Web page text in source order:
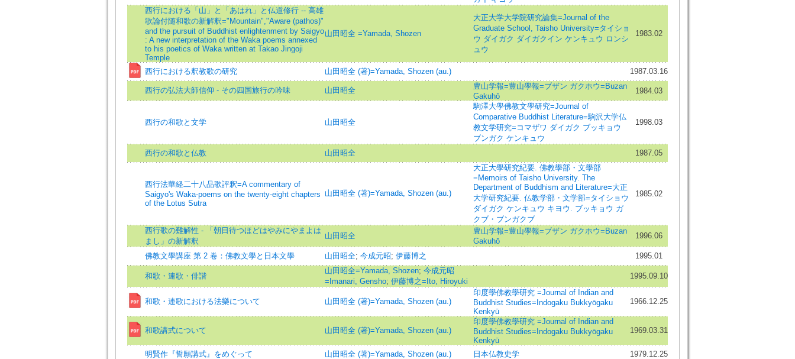
西行における「山」と「あはれ」と仏道修行 -- 高雄
歌論付随和歌の新解釈="Mountain","Aware (pathos)"
and the pursuit of Buddhist enlightenment by Saigyo
: A new interpretation of the Waka poems annexed
to his poetics of Waka written at Takao Jingoji
Temple
山田昭全 =Yamada, Shozen
大正大学大学院研究論集=Journal of the
Graduate School, Taisho University=タイショ
ウ ダイガク ダイガクイン ケンキュウ ロンシ
ュウ
1983.02
西行における釈教歌の研究 山田昭全 (著)=Yamada, Shozen (au.) 1987.03.16
西行の弘法大師信仰 - その四国旅行の吟味 山田昭全
豊山学報=豊山學報=ブザン ガクホウ=Buzan
Gakuhō
1984.03
西行の和歌と文学 山田昭全
駒澤大學佛教文學研究=Journal of
Comparative Buddhist Literature=駒沢大学仏
教文学研究=コマザワ ダイガク ブッキョウ
ブンガク ケンキュウ
1998.03
西行の和歌と仏教 山田昭全 1987.05
西行法華経二十八品歌評釈=A commentary of
Saigyo's Waka-poems on the twenty-eight chapters
of the Lotus Sutra
山田昭全 (著)=Yamada, Shozen (au.)
大正大學研究紀要. 佛教學部・文學部
=Memoirs of Taisho University. The
Department of Buddhism and Literature=大正
大学研究紀要. 仏教学部・文学部=タイショウ
ダイガク ケンキュウ キヨウ. ブッキョウ ガ
クブ・ブンガクブ
1985.02
西行歌の難解性 - 「朝日待つほどはやみにやまよは
まし」の新解釈
山田昭全
豊山学報=豊山學報=ブザン ガクホウ=Buzan
Gakuhō
1996.06
佛教文學講座 第 2 卷：佛教文學と日本文學 山田昭全; 今成元昭; 伊藤博之 1995.01
和歌・連歌・俳諧
山田昭全=Yamada, Shozen; 今成元昭
=Imanari, Gensho; 伊藤博之=Ito, Hiroyuki
1995.09.10
和歌・連歌における法樂について 山田昭全 (著)=Yamada, Shozen (au.)
印度學佛教學研究 =Journal of Indian and
Buddhist Studies=Indogaku Bukkyōgaku
Kenkyū
1966.12.25
和歌講式について 山田昭全 (著)=Yamada, Shozen (au.)
印度學佛教學研究 =Journal of Indian and
Buddhist Studies=Indogaku Bukkyōgaku
Kenkyū
1969.03.31
明賢作『誓願講式』をめぐって 山田昭全 (著)=Yamada, Shozen (au.) 日本仏教史学
1979.12.25